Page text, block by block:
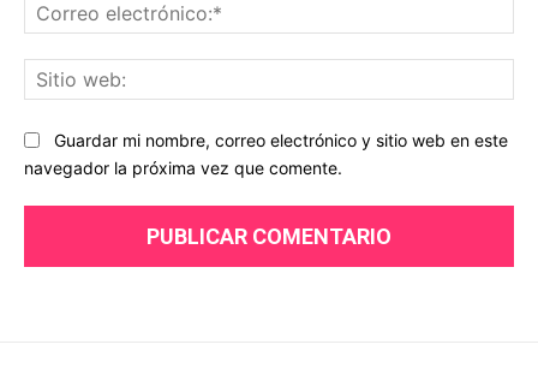
Guardar mi nombre, correo electrónico y sitio web en este
navegador la próxima vez que comente.